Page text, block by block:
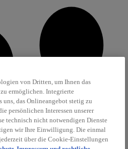
von Dritten, um Ihnen das
ermöglichen. Integrierte
uns, das Onlineangebot stetig zu
persönlichen Interessen unserer
technisch nicht notwendigen Dienste
wir Ihre Einwilligung. Die einmal
über die Cookie-Einstellungen